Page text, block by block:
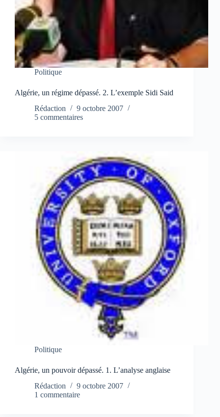
Politique
Algérie, un régime dépassé. 2. L’exemple Sidi Said
Rédaction
9 octobre 2007
5 commentaires
Politique
Algérie, un pouvoir dépassé. 1. L’analyse anglaise
Rédaction
9 octobre 2007
1 commentaire